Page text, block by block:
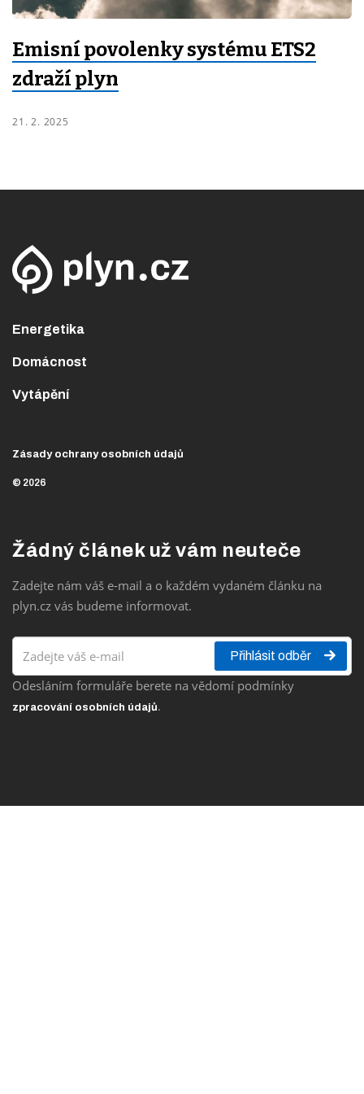
Emisní povolenky systému ETS2
zdraží plyn
21. 2. 2025
Energetika
Domácnost
Vytápění
Zásady ochrany osobních údajů
© 2026
Žádný článek už vám neuteče
Zadejte nám váš e-mail a o každém vydaném článku na
plyn.cz vás budeme informovat.
Přihlásit odběr
Odesláním formuláře berete na vědomí podmínky
zpracování osobních údajů.